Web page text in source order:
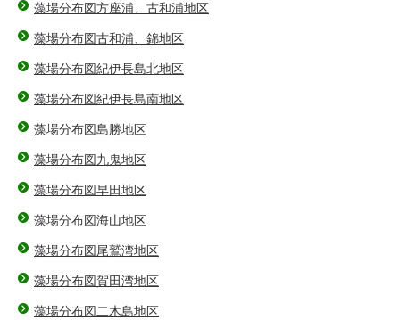
藻場分布図方座浦、古和浦地区
藻場分布図古和浦、錦地区
藻場分布図紀伊長島北地区
藻場分布図紀伊長島南地区
藻場分布図島勝地区
藻場分布図九鬼地区
藻場分布図早田地区
藻場分布図海山地区
藻場分布図尾鷲湾地区
藻場分布図賀田湾地区
藻場分布図二木島地区